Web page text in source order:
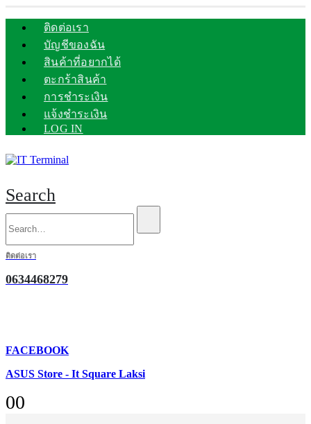
ติดต่อเรา
บัญชีของฉัน
สินค้าที่อยากได้
ตะกร้าสินค้า
การชำระเงิน
แจ้งชำระเงิน
LOG IN
Search
ติดต่อเรา
0634468279
FACEBOOK
ASUS Store - It Square Laksi
00